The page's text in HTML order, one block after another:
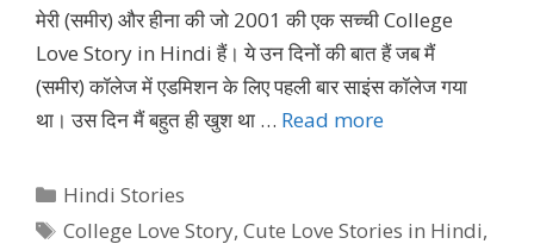
मेरी (समीर) और हीना की जो 2001 की एक सच्ची College
Love Story in Hindi हैं। ये उन दिनों की बात हैं जब मैं
(समीर) कॉलेज में एडमिशन के लिए पहली बार साइंस कॉलेज गया
था। उस दिन मैं बहुत ही खुश था … Read more
Categories
Hindi Stories
Tags
College Love Story,Cute Love Stories in Hindi,